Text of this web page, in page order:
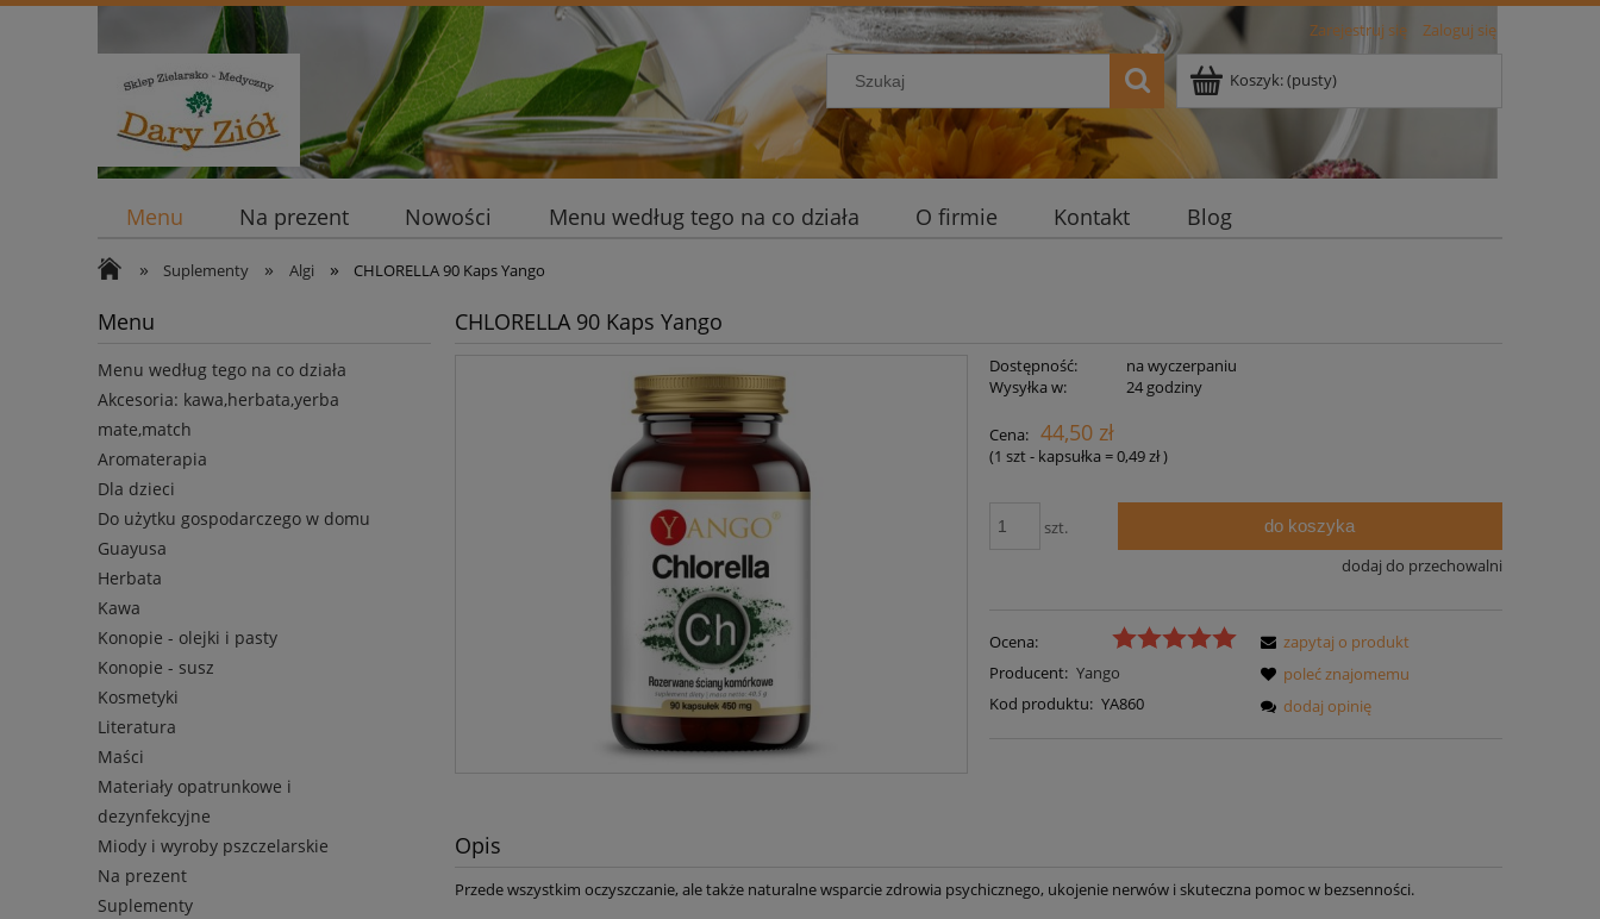
Zarejestruj się Zaloguj się
Koszyk:(pusty)
Menu Na prezent Nowości Menu według tego na co działa O firmie Kontakt Blog
» Suplementy » Algi » CHLORELLA 90 Kaps Yango
Menu
Menu według tego na co działa
Akcesoria: kawa,herbata,yerba
mate,match
Aromaterapia
Dla dzieci
Do użytku gospodarczego w domu
Guayusa
Herbata
Kawa
Konopie - olejki i pasty
Konopie - susz
Kosmetyki
Literatura
Maści
Materiały opatrunkowe i
dezynfekcyjne
Miody i wyroby pszczelarskie
Na prezent
Suplementy
CHLORELLA 90 Kaps Yango
Dostępność:
na wyczerpaniu
Wysyłka w:
24 godziny
Cena: 44,50 zł
(1szt - kapsułka =0,49 zł)
szt. do koszyka
dodaj do przechowalni
Ocena:
Producent: Yango
Kod produktu: YA860
zapytaj o produkt
poleć znajomemu
dodaj opinię
Opis
Przede wszystkim oczyszczanie, ale także naturalne wsparcie zdrowia psychicznego, ukojenie nerwów i skuteczna pomoc w bezsenności.